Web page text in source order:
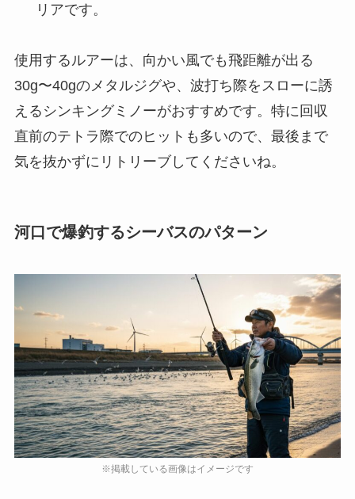
リアです。
使用するルアーは、向かい風でも飛距離が出る
30g〜40gのメタルジグや、波打ち際をスローに誘
えるシンキングミノーがおすすめです。特に回収
直前のテトラ際でのヒットも多いので、最後まで
気を抜かずにリトリーブしてくださいね。
河口で爆釣するシーバスのパターン